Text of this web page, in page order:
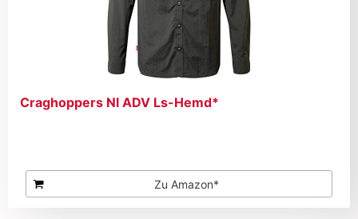
Craghoppers Nl ADV Ls-Hemd*
Zu Amazon*